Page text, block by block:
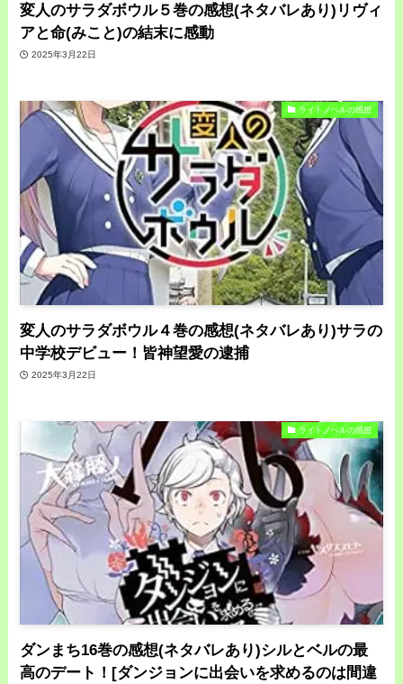
変人のサラダボウル５巻の感想(ネタバレあり)リヴィ
アと命(みこと)の結末に感動
2025年3月22日
ライトノベルの感想
変人のサラダボウル４巻の感想(ネタバレあり)サラの
中学校デビュー！皆神望愛の逮捕
2025年3月22日
ライトノベルの感想
ダンまち16巻の感想(ネタバレあり)シルとベルの最
高のデート！[ダンジョンに出会いを求めるのは間違